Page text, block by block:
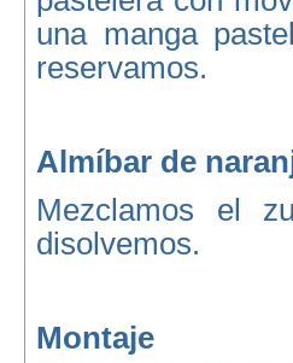
una manga
reservamos.
Almíbar de
Mezclamos el
disolvemos.
Montaje